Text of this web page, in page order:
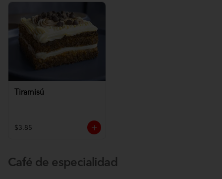
Tiramisú
$3.85
Café de especialidad